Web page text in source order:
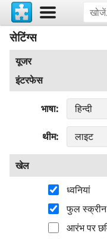
सेटिंग्स
यूजर
इंटरफेस
भाषा
थीम
खेल
ध्वनियां
फुल स्क्रीन
आरंभ पर